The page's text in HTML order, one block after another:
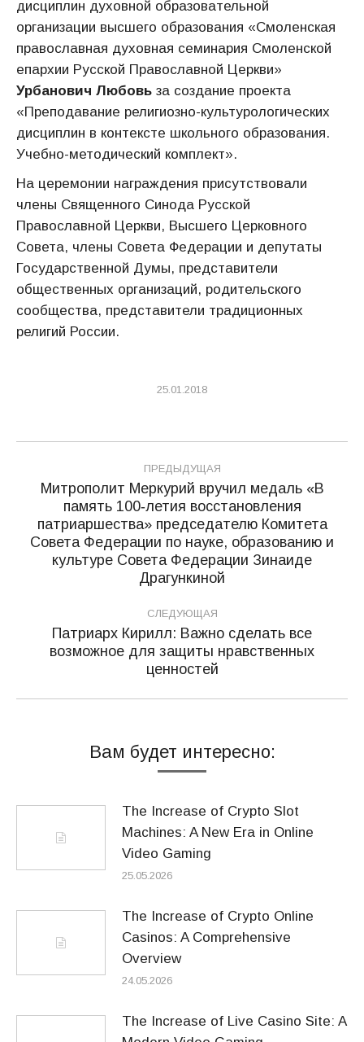
дисциплин духовной образовательной
организации высшего образования «Смоленская
православная духовная семинария Смоленской
епархии Русской Православной Церкви»
Урбанович Любовь за создание проекта
«Преподавание религиозно-культурологических
дисциплин в контексте школьного образования.
Учебно-методический комплект».
На церемонии награждения присутствовали
члены Священного Синода Русской
Православной Церкви, Высшего Церковного
Совета, члены Совета Федерации и депутаты
Государственной Думы, представители
общественных организаций, родительского
сообщества, представители традиционных
религий России.
25.01.2018
Навигация
по
записям
ПРЕДЫДУЩАЯ
Предыдущая
запись:
Митрополит Меркурий вручил медаль «В
память 100‑летия восстановления
патриаршества» председателю Комитета
Совета Федерации по науке, образованию и
культуре Совета Федерации Зинаиде
Драгункиной
СЛЕДУЮЩАЯ
Следующая
запись:
Патриарх Кирилл: Важно сделать все
возможное для защиты нравственных
ценностей
Вам будет интересно:
The Increase of Crypto Slot
Machines: A New Era in Online
Video Gaming
25.05.2026
The Increase of Crypto Online
Casinos: A Comprehensive
Overview
24.05.2026
The Increase of Live Casino Site: A